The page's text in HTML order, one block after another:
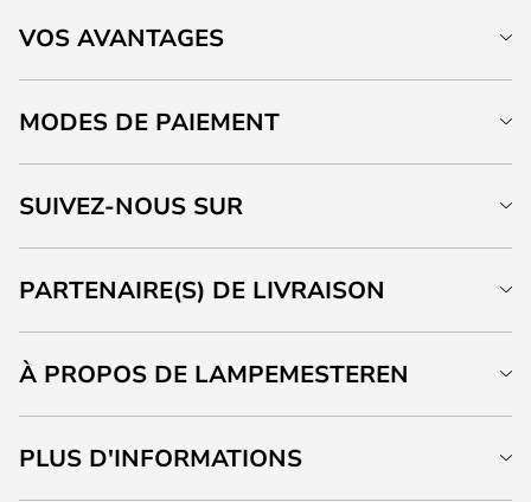
VOS AVANTAGES
MODES DE PAIEMENT
SUIVEZ-NOUS SUR
PARTENAIRE(S) DE LIVRAISON
À PROPOS DE LAMPEMESTEREN
PLUS D'INFORMATIONS